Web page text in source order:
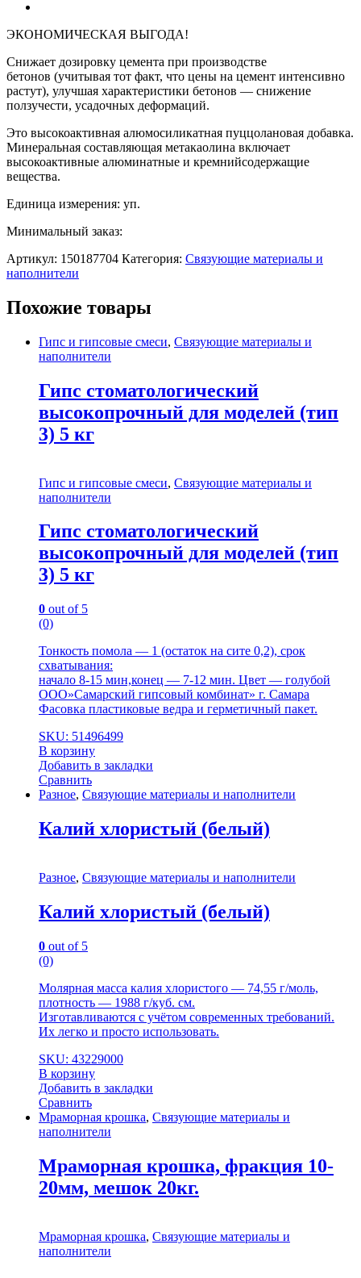
ЭКОНОМИЧЕСКАЯ ВЫГОДА!
Снижает дозировку цемента при производстве
бетонов (учитывая тот факт, что цены на цемент интенсивно
растут), улучшая характеристики бетонов — снижение
ползучести, усадочных деформаций.
Это высокоактивная алюмосиликатная пуццолановая добавка.
Минеральная составляющая метакаолина включает
высокоактивные алюминатные и кремнийсодержащие
вещества.
Единица измерения: уп.
Минимальный заказ:
Артикул: 150187704 Категория: Связующие материалы и
наполнители
Похожие товары
Гипс и гипсовые смеси, Связующие материалы и
наполнители
Гипс стоматологический
высокопрочный для моделей (тип
3) 5 кг
Гипс и гипсовые смеси, Связующие материалы и
наполнители
Гипс стоматологический
высокопрочный для моделей (тип
3) 5 кг
0 out of 5
(0)
Тонкость помола — 1 (остаток на сите 0,2), срок
схватывания:
начало 8-15 мин,конец — 7-12 мин. Цвет — голубой
ООО»Самарский гипсовый комбинат» г. Самара
Фасовка пластиковые ведра и герметичный пакет.
SKU: 51496499
В корзину
Добавить в закладки
Сравнить
Разное, Связующие материалы и наполнители
Калий хлористый (белый)
Разное, Связующие материалы и наполнители
Калий хлористый (белый)
0 out of 5
(0)
Молярная масса калия хлористого — 74,55 г/моль,
плотность — 1988 г/куб. см.
Изготавливаются с учётом современных требований.
Их лeгко и пpoсто иcпoльзовать.
SKU: 43229000
В корзину
Добавить в закладки
Сравнить
Мраморная крошка, Связующие материалы и
наполнители
Мраморная крошка, фракция 10-
20мм, мешок 20кг.
Мраморная крошка, Связующие материалы и
наполнители